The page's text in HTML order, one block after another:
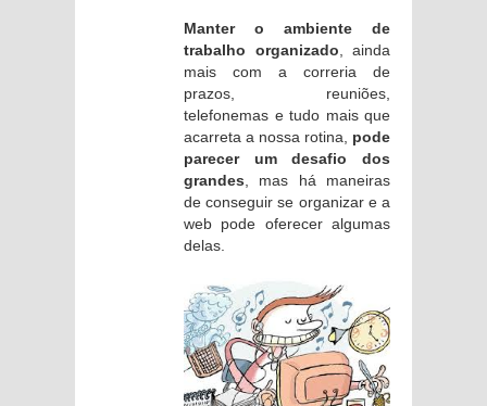
Manter o ambiente de
trabalho organizado , ainda
mais com a correria de
prazos, reuniões,
telefonemas e tudo mais que
acarreta a nossa rotina, pode
parecer um desafio dos
grandes , mas há maneiras
de conseguir se organizar e a
web pode oferecer algumas
delas.